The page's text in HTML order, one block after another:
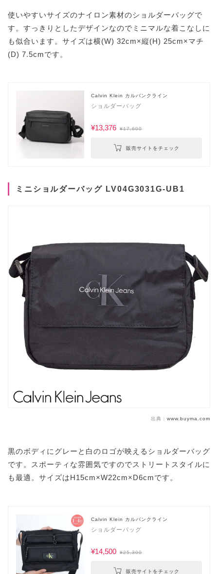
使いやすいサイズのナイロン素材のショルダーバッグで
す。すっきりとしたデザインなのでミニマルな着こなしに
も似合います。サイズは横(W) 32cm×縦(H) 25cm×マチ
(D) 7.5cmです。
Calvin Klein カルバンクライン
ショルダーバッグ
¥13,376 ¥17,600
販売サイトをチェック
ミニショルダーバッグ LV04G3031G-UB1
出典： www.buyma.com
黒のボディにグレーと白のロゴが映えるショルダーバッグ
です。スポーティな雰囲気ですのでストリートスタイルに
も最適。サイズはH15cm×W22cm×D6cmです。
Calvin Klein カルバンクライン
ショルダーバッグ
¥14,500 ¥25,300
販売サイトをチェック